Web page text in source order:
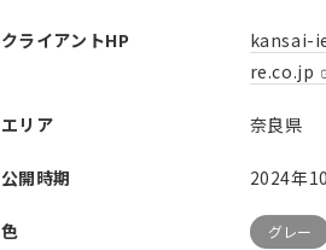
クライアントHP
kansai-
re.co.jp
エリア 奈良県
公開時期 2024年
色 グレー